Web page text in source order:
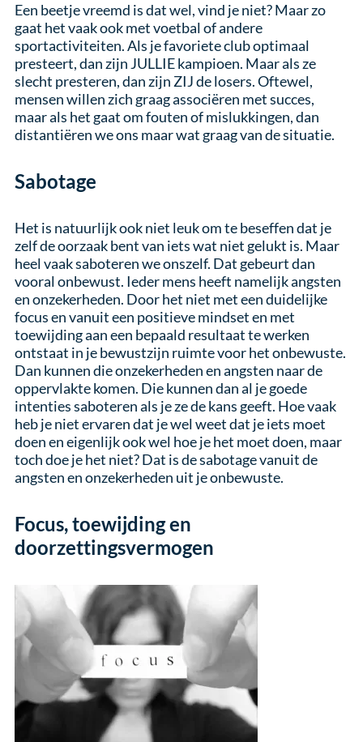
Een beetje vreemd is dat wel, vind je niet? Maar zo
gaat het vaak ook met voetbal of andere
sportactiviteiten. Als je favoriete club optimaal
presteert, dan zijn JULLIE kampioen. Maar als ze
slecht presteren, dan zijn ZIJ de losers. Oftewel,
mensen willen zich graag associëren met succes,
maar als het gaat om fouten of mislukkingen, dan
distantiëren we ons maar wat graag van de situatie.
Sabotage
Het is natuurlijk ook niet leuk om te beseffen dat je
zelf de oorzaak bent van iets wat niet gelukt is. Maar
heel vaak saboteren we onszelf. Dat gebeurt dan
vooral onbewust. Ieder mens heeft namelijk angsten
en onzekerheden. Door het niet met een duidelijke
focus en vanuit een positieve mindset en met
toewijding aan een bepaald resultaat te werken
ontstaat in je bewustzijn ruimte voor het onbewuste.
Dan kunnen die onzekerheden en angsten naar de
oppervlakte komen. Die kunnen dan al je goede
intenties saboteren als je ze de kans geeft. Hoe vaak
heb je niet ervaren dat je wel weet dat je iets moet
doen en eigenlijk ook wel hoe je het moet doen, maar
toch doe je het niet? Dat is de sabotage vanuit de
angsten en onzekerheden uit je onbewuste.
Focus, toewijding en
doorzettingsvermogen